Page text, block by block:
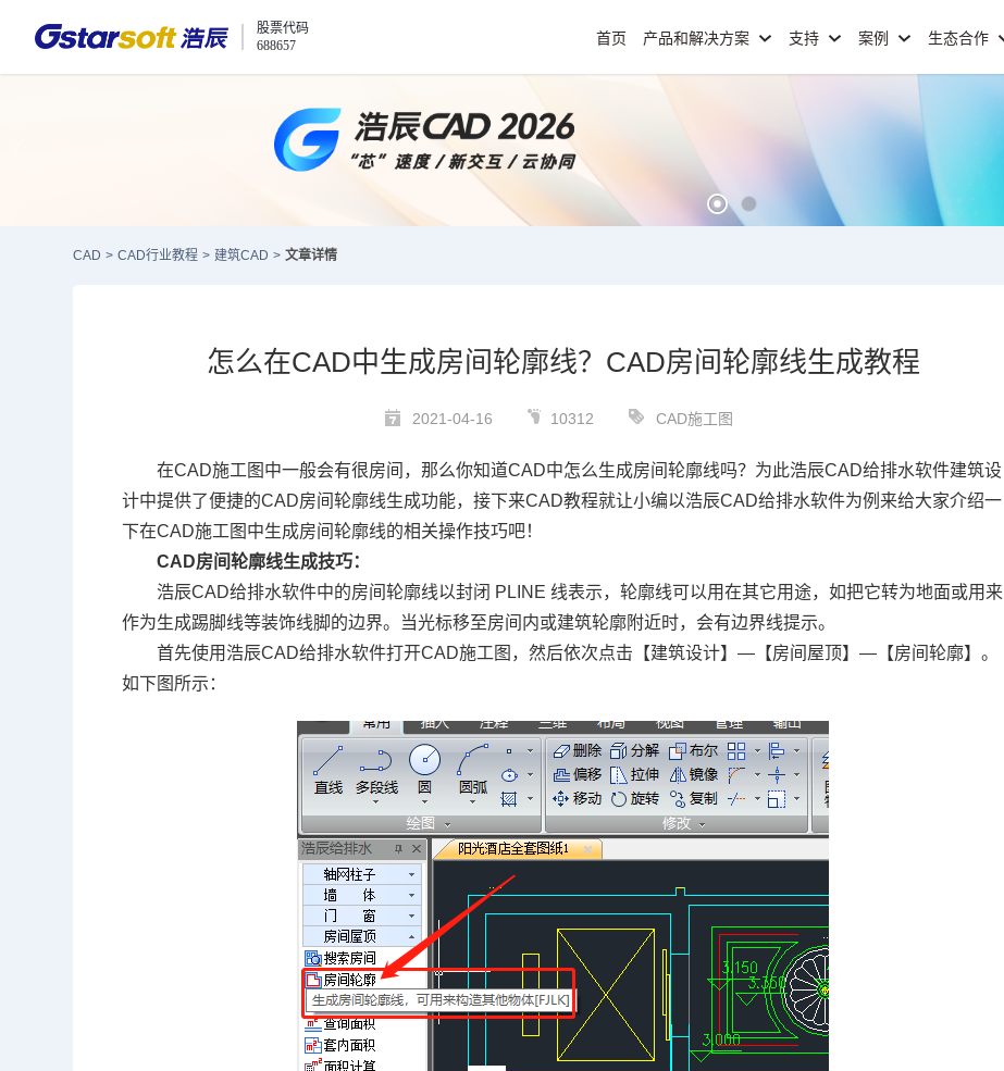
股票代码
688657
首页 产品和解决方案 支持 案例 生态合作
CAD > CAD行业教程 > 建筑CAD > 文章详情
怎么在CAD中生成房间轮廓线？CAD房间轮廓线生成教程
2021-04-16 10312 CAD施工图
在CAD施工图 中一般会有很房间，那么你知道CAD中怎么生成房间轮廓线吗？为此浩辰CAD给排水软件建筑设
计中提供了便捷的CAD房间轮廓线生成功能，接下来CAD教程就让小编以浩辰CAD给排水软件为例来给大家介绍一
下在CAD施工图中生成房间轮廓线的相关操作技巧吧！
CAD房间轮廓线生成技巧：
浩辰CAD给排水软件中的房间轮廓线以封闭 PLINE 线表示，轮廓线可以用在其它用途，如把它转为地面或用来
作为生成踢脚线等装饰线脚的边界。当光标移至房间内或建筑轮廓附近时，会有边界线提示。
首先使用浩辰CAD给排水软件打开CAD施工图，然后依次点击【建筑设计】—【房间屋顶】—【房间轮廓】。
如下图所示：